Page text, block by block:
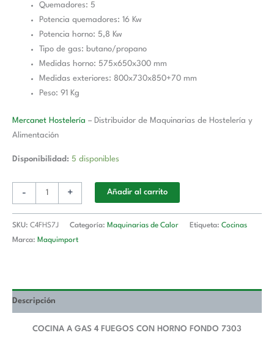
Quemadores: 5
Potencia quemadores: 16 Kw
Potencia horno: 5,8 Kw
Tipo de gas: butano/propano
Medidas horno: 575x650x300 mm
Medidas exteriores: 800x730x850+70 mm
Peso: 91 Kg
Mercanet Hostelería – Distribuidor de Maquinarias de Hostelería y
Alimentación
Disponibilidad: 5 disponibles
- + Añadir al carrito
SKU: C4FHS7J Categoría: Maquinarias de Calor Etiqueta: Cocinas
Marca: Maquimport
Descripción
COCINA A GAS 4 FUEGOS CON HORNO FONDO 7303